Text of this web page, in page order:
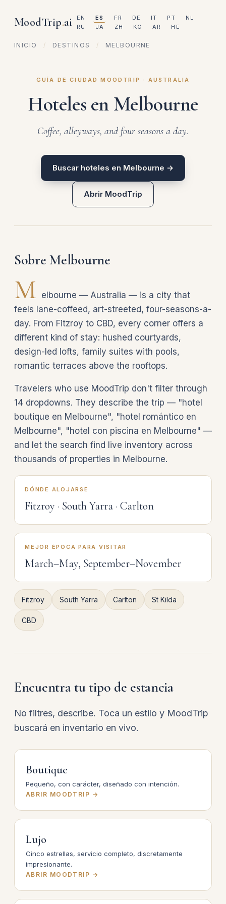
MoodTrip.ai EN ES FR DE IT PT
NL
RU
JA ZH KO AR HE
INICIO / DESTINOS / MELBOURNE
GUÍA DE CIUDAD MOODTRIP · AUSTRALIA
Hoteles en Melbourne
Coffee, alleyways, and four seasons a day.
Buscar hoteles en Melbourne →
Abrir MoodTrip
Sobre Melbourne
M elbourne — Australia — is a city that
feels lane-coffeed, art-streeted, four-seasons-a-
day. From Fitzroy to CBD, every corner offers a
different kind of stay: hushed courtyards,
design-led lofts, family suites with pools,
romantic terraces above the rooftops.
Travelers who use MoodTrip don't filter through
14 dropdowns. They describe the trip — "hotel
boutique en Melbourne", "hotel romántico en
Melbourne", "hotel con piscina en Melbourne" —
and let the search find live inventory across
thousands of properties in Melbourne.
DÓNDE ALOJARSE
Fitzroy · South Yarra · Carlton
MEJOR ÉPOCA PARA VISITAR
March–May, September–November
Fitzroy South Yarra Carlton St Kilda
CBD
Encuentra tu tipo de estancia
No filtres, describe. Toca un estilo y MoodTrip
buscará en inventario en vivo.
Boutique
Pequeño, con carácter, diseñado con intención.
ABRIR MOODTRIP →
Lujo
Cinco estrellas, servicio completo, discretamente
impresionante.
ABRIR MOODTRIP →